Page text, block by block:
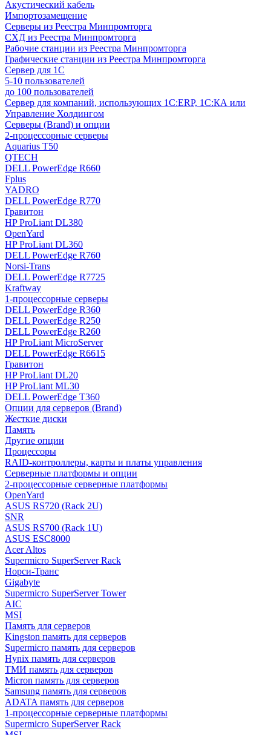
Акустический кабель
Импортозамещение
Серверы из Реестра Минпромторга
СХД из Реестра Минпромторга
Рабочие станции из Реестра Минпромторга
Графические станции из Реестра Минпромторга
Сервер для 1С
5-10 пользователей
до 100 пользователей
Сервер для компаний, использующих 1C:ERP, 1С:КА или
Управление Холдингом
Серверы (Brand) и опции
2-процессорные серверы
Aquarius T50
QTECH
DELL PowerEdge R660
Fplus
YADRO
DELL PowerEdge R770
Гравитон
HP ProLiant DL380
OpenYard
HP ProLiant DL360
DELL PowerEdge R760
Norsi-Trans
DELL PowerEdge R7725
Kraftway
1-процессорные серверы
DELL PowerEdge R360
DELL PowerEdge R250
DELL PowerEdge R260
HP ProLiant MicroServer
DELL PowerEdge R6615
Гравитон
HP ProLiant DL20
HP ProLiant ML30
DELL PowerEdge T360
Опции для серверов (Brand)
Жесткие диски
Память
Другие опции
Процессоры
RAID-контроллеры, карты и платы управления
Серверные платформы и опции
2-процессорные серверные платформы
OpenYard
ASUS RS720 (Rack 2U)
SNR
ASUS RS700 (Rack 1U)
ASUS ESC8000
Acer Altos
Supermicro SuperServer Rack
Норси-Транс
Gigabyte
Supermicro SuperServer Tower
AIC
MSI
Память для серверов
Kingston память для серверов
Supermicro память для серверов
Hynix память для серверов
ТМИ память для серверов
Micron память для серверов
Samsung память для серверов
ADATA память для серверов
1-процессорные серверные платформы
Supermicro SuperServer Rack